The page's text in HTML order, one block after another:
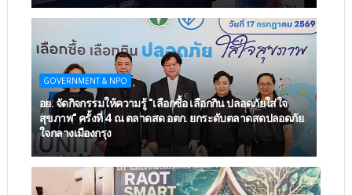
GOVERNMENT & NPO
อย. จัดกิจกรรมให้ความรู้ "เลือกซื้อ เลือกกิน ปลอดภัยใส่ใจ
สุขภาพ" ครั้งที่ 4 ณ ตลาดสด อตก. ยกระดับตลาดสดปลอดภัย
ใจกลางเมืองกรุง